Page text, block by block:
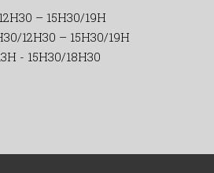
– 15H30/19H
12H30 – 15H30/19H
- 15H30/18H30